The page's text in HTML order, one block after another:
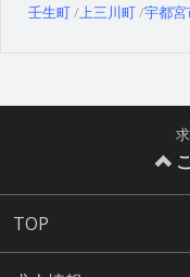
壬生町 上三川町 宇都宮
TOP